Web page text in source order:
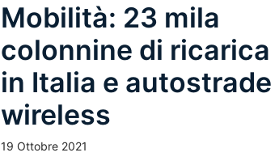
Mobilità: 23 mila
colonnine di ricarica
in Italia e autostrade
wireless
19 Ottobre 2021